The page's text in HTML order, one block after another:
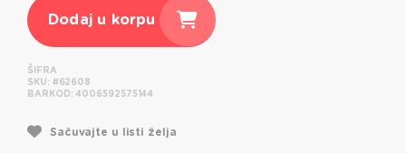
Dodaj u korpu
ŠIFRA
SKU: #62608
BARKOD: 4006592575144
Sačuvajte u listi želja